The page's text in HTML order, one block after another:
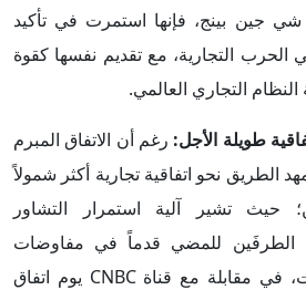
جين بينج، فإنها استمرت في تأكيد
التجارية، مع تقديم نفسها كقوة
التجاري العالمي.
رغم أن الاتفاق المبرم
الطريق نحو اتفاقية تجارية أكثر شمولاً
حيث تشير آلية استمرار التشاور
الطرفَين للمضي قدماً في مفاوضات
أعمق؛ حيث صرح بيسنت، في مقابلة مع قناة CNBC يوم اتفاق